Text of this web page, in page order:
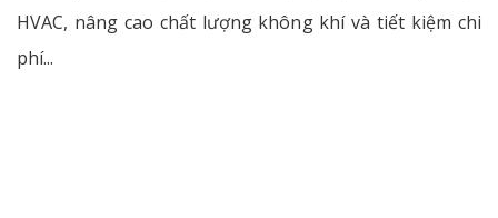
HVAC, nâng cao chất lượng không khí và tiết kiệm chi
phí...